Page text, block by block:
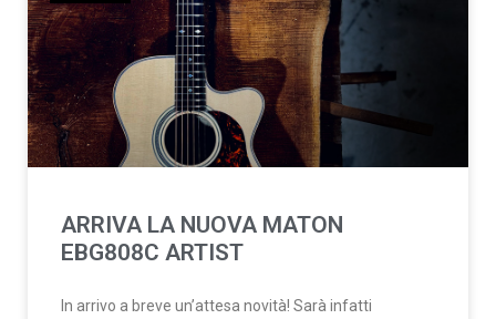
ARRIVA LA NUOVA MATON
EBG808C ARTIST
In arrivo a breve un’attesa novità! Sarà infatti